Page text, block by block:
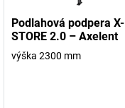
Podlahová podpera X-
STORE 2.0 – Axelent
výška 2300 mm